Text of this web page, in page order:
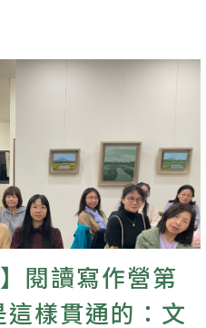
閱讀寫作營第
樣貫通的：文